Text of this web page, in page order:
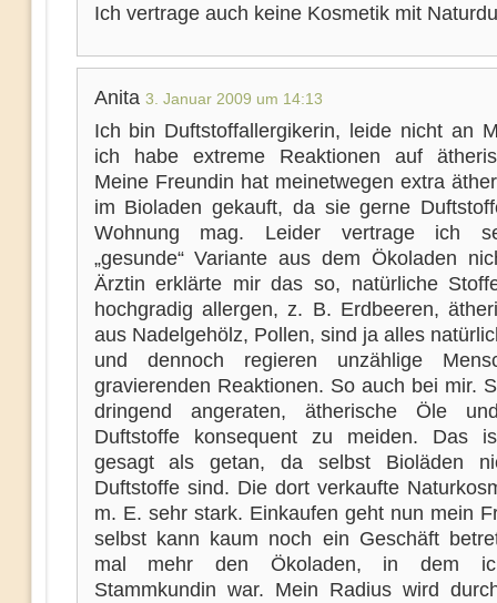
Ich vertrage auch keine Kosmetik mit
Anita 3. Januar 2009 um 14:13
Ich bin Duftstoffallergikerin, leide nicht an
ich habe extreme Reaktionen auf
Meine Freundin hat meinetwegen extra
im Bioladen gekauft, da sie gerne
Wohnung mag. Leider vertrage ich
„gesunde“ Variante aus dem Ökoladen
Ärztin erklärte mir das so, natürliche
hochgradig allergen, z. B. Erdbeeren,
aus Nadelgehölz, Pollen, sind ja alles
und dennoch regieren unzählige
gravierenden Reaktionen. So auch bei mir.
dringend angeraten, ätherische Öle
Duftstoffe konsequent zu meiden. Das
gesagt als getan, da selbst Bioläden
Duftstoffe sind. Die dort verkaufte
m. E. sehr stark. Einkaufen geht nun mein
selbst kann kaum noch ein Geschäft
mal mehr den Ökoladen, in dem
Stammkundin war. Mein Radius wird